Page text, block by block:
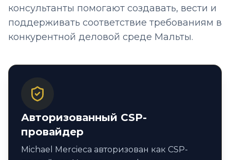
консультанты помогают создавать, вести и
поддерживать соответствие требованиям в
конкурентной деловой среде Мальты.
Авторизованный CSP-
провайдер
Michael Mercieca авторизован как CSP-